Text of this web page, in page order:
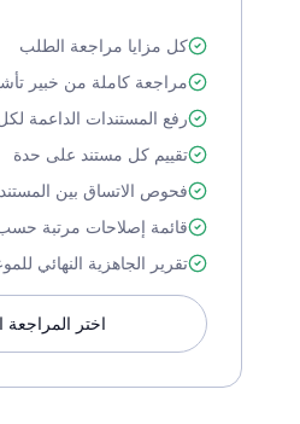
كل مزايا مراجعة الطلب
مراجعة كاملة من خبير
رفع المستندات الداعمة
تقييم كل مستند على حدة
فحوص الاتساق بين
قائمة إصلاحات مرتبة حسب
تقرير الجاهزية النهائي
اختر المراجعة